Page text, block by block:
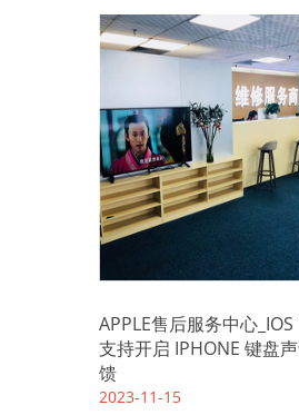
APPLE售后服务中心_IOS
支持开启 IPHONE 键盘
馈
2023-11-15